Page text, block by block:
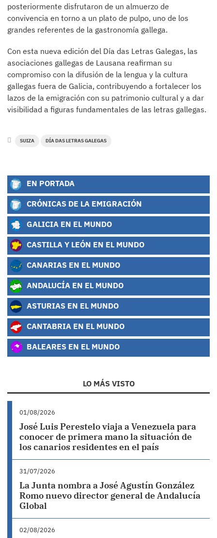
posteriormente disfrutaron de un almuerzo de
convivencia en torno a un plato de pulpo, uno de los
grandes referentes de la gastronomía gallega.
Con esta nueva edición del Día das Letras Galegas, las
asociaciones gallegas de Lausana reafirman su
compromiso con la difusión de la lengua y la cultura
gallegas fuera de Galicia, contribuyendo a fortalecer los
lazos de la emigración con su patrimonio cultural y a dar
visibilidad a figuras fundamentales de las letras gallegas.
SUIZA DÍA DAS LETRAS GALEGAS
EN PORTADA
CRÓNICAS DE LA EMIGRACIÓN
GALICIA EN EL MUNDO
CASTILLA Y LEÓN EN EL MUNDO
CANARIAS EN EL MUNDO
ANDALUCÍA EN EL MUNDO
ASTURIAS EN EL MUNDO
CANTABRIA EN EL MUNDO
BALEARES EN EL MUNDO
LO MÁS VISTO
01/08/2026
José Luis Perestelo viaja a Venezuela para
conocer de primera mano la situación de
los canarios residentes en el país
31/07/2026
La Junta nombra a José Agustín González
Romo nuevo director general de Andalucía
Global
02/08/2026